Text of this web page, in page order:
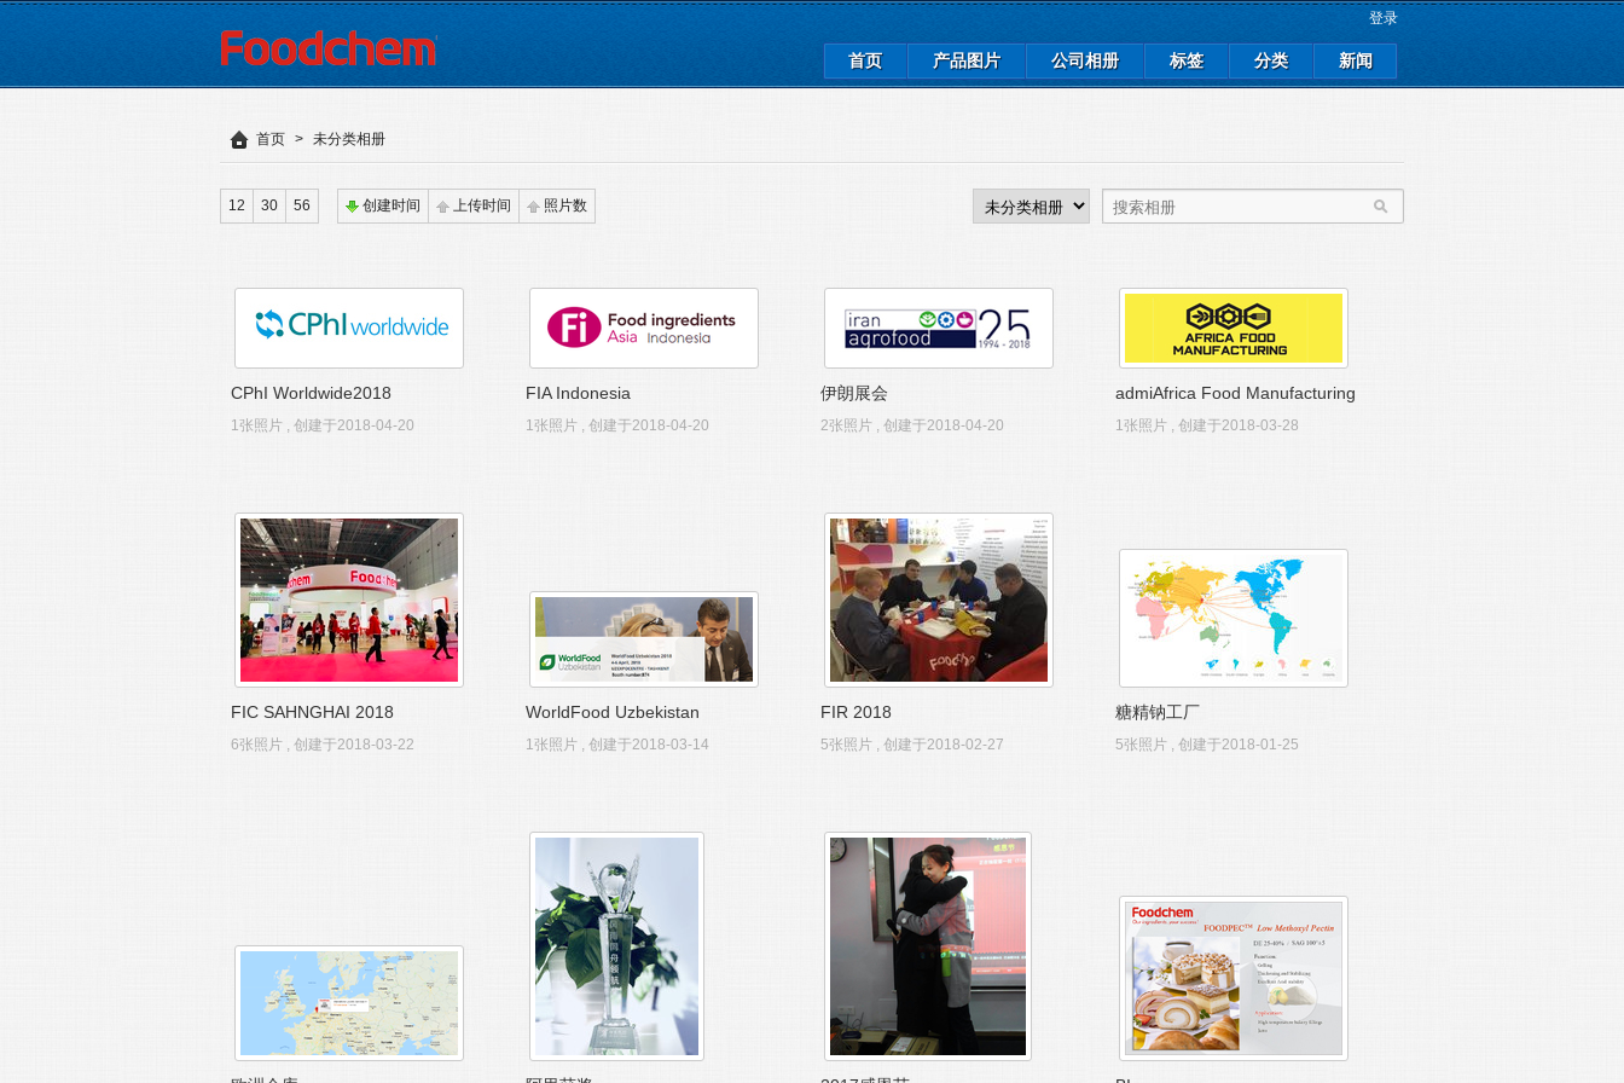
登录
首页 产品图片 公司相册 标签 分类 新闻
首页 > 未分类相册
12 30 56 创建时间 上传时间 照片数
CPhI Worldwide2018
1张照片 , 创建于2018-04-20
FIA Indonesia
1张照片 , 创建于2018-04-20
伊朗展会
2张照片 , 创建于2018-04-20
admiAfrica Food Manufacturing
2018
1张照片 , 创建于2018-03-28
FIC SAHNGHAI 2018
6张照片 , 创建于2018-03-22
WorldFood Uzbekistan
1张照片 , 创建于2018-03-14
FIR 2018
5张照片 , 创建于2018-02-27
糖精钠工厂
5张照片 , 创建于2018-01-25